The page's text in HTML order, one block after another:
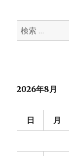
検
索:
2026年8月
日 月